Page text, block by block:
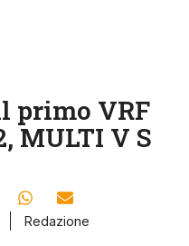
primo VRF
MULTI V S
Redazione